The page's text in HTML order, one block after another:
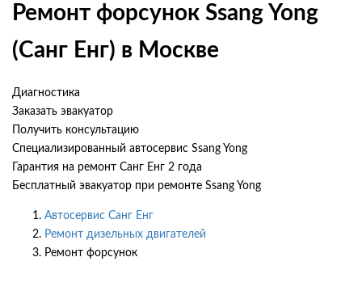
Ремонт форсунок Ssang Yong
(Санг Енг) в Москве
Диагностика
Заказать эвакуатор
Получить консультацию
Специализированный автосервис Ssang Yong
Гарантия на ремонт Санг Енг 2 года
Бесплатный эвакуатор при ремонте Ssang Yong
Автосервис Санг Енг
Ремонт дизельных двигателей
Ремонт форсунок